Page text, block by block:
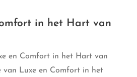
in het Hart van
en Comfort in het Hart van
van Luxe en Comfort in het